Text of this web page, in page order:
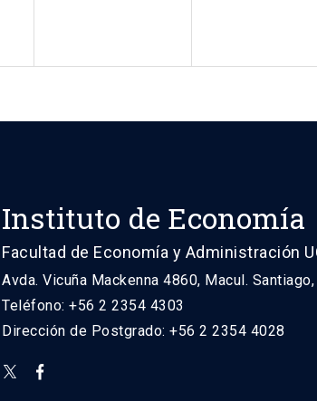
Instituto de Economía
Facultad de Economía y Administración
Avda. Vicuña Mackenna 4860, Macul.
Teléfono: +56 2 2354 4303
Dirección de Postgrado: +56 2 2354 4028